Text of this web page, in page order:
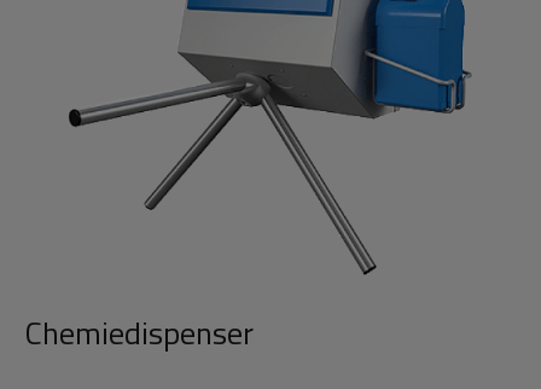
Chemiedispenser